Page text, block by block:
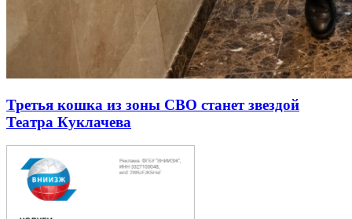
Третья кошка из зоны СВО станет звездой
Театра Куклачева